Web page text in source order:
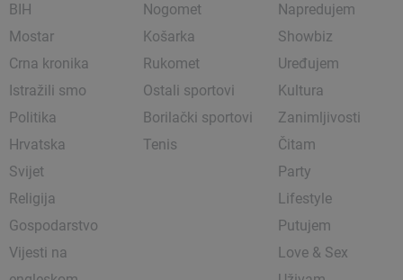
BIH
Mostar
Crna kronika
Istražili smo
Politika
Hrvatska
Svijet
Religija
Gospodarstvo
Vijesti na
Nogomet
Košarka
Rukomet
Ostali sportovi
Borilački sportovi
Tenis
Napredujem
Showbiz
Uređujem
Kultura
Zanimljivosti
Čitam
Party
Lifestyle
Putujem
Love & Sex